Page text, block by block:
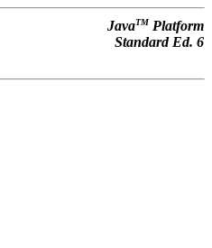
JavaTM Platform
Standard Ed. 6